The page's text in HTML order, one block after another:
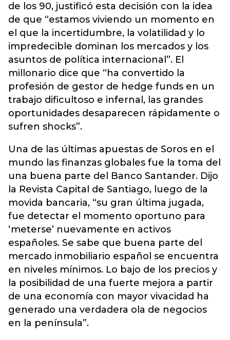
de los 90, justificó esta decisión con la idea
de que “estamos viviendo un momento en
el que la incertidumbre, la volatilidad y lo
impredecible dominan los mercados y los
asuntos de política internacional”. El
millonario dice que “ha convertido la
profesión de gestor de hedge funds en un
trabajo dificultoso e infernal, las grandes
oportunidades desaparecen rápidamente o
sufren shocks”.
Una de las últimas apuestas de Soros en el
mundo las finanzas globales fue la toma del
una buena parte del Banco Santander. Dijo
la Revista Capital de Santiago, luego de la
movida bancaria, “su gran última jugada,
fue detectar el momento oportuno para
‘meterse’ nuevamente en activos
españoles. Se sabe que buena parte del
mercado inmobiliario español se encuentra
en niveles mínimos. Lo bajo de los precios y
la posibilidad de una fuerte mejora a partir
de una economía con mayor vivacidad ha
generado una verdadera ola de negocios
en la península”.